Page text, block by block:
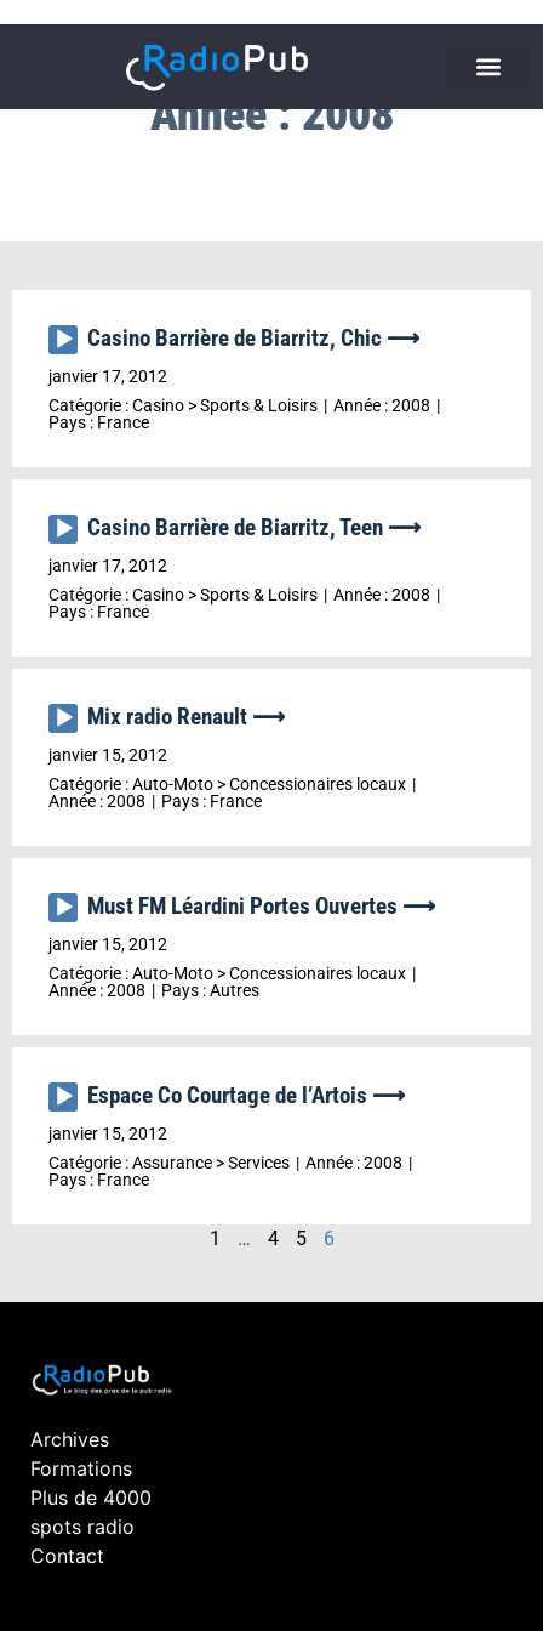
Année : 2008
Lecteur
audio
Casino Barrière de Biarritz, Chic ⟶
janvier 17, 2012
Catégorie :Casino >Sports & Loisirs Année :2008
Pays : France
Lecteur
audio
Casino Barrière de Biarritz, Teen ⟶
janvier 17, 2012
Catégorie :Casino >Sports & Loisirs Année :2008
Pays : France
Lecteur
audio
Mix radio Renault ⟶
janvier 15, 2012
Catégorie :Auto-Moto >Concessionaires locaux
Année :2008 Pays : France
Lecteur
audio
Must FM Léardini Portes Ouvertes ⟶
janvier 15, 2012
Catégorie :Auto-Moto >Concessionaires locaux
Année :2008 Pays :Autres
Lecteur
audio
Espace Co Courtage de l’Artois ⟶
janvier 15, 2012
Catégorie :Assurance >Services Année :2008
Pays : France
1 … 4 5 6
Archives
Formations
Plus de 4000
spots radio
Contact